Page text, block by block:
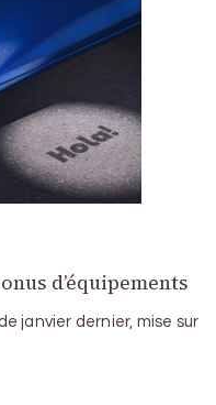
d’équipements
janvier dernier, mise sur